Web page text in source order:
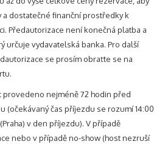
dostatečné finanční prostředky k
Předautorizace není konečná platba a
určuje vydavatelská banka. Pro další
se prosím obraťte se na
provedeno nejméně 72 hodin před
(očekávaný čas příjezdu se rozumí 14:00
v den příjezdu). V případě
nebo v případě no-show (host nezruší